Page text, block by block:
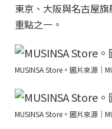
東京、大阪與名古屋
重點之一。
MUSINSA Store。圖片來源｜
MUSINSA Store。圖片來源｜